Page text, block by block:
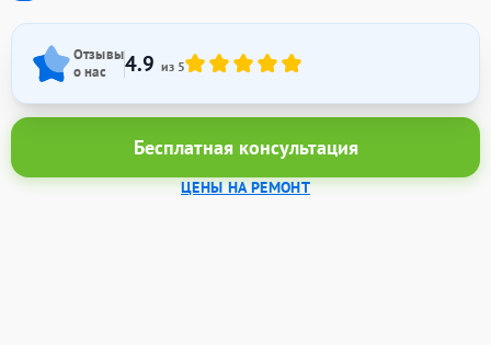
Отзывы
о нас
4.9 из 5
Бесплатная консультация
ЦЕНЫ НА РЕМОНТ